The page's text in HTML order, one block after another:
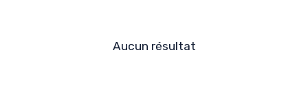
Aucun résultat